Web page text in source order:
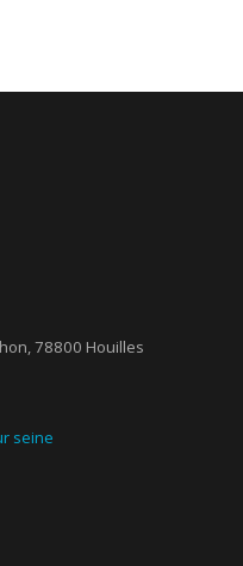
78800 Houilles
seine